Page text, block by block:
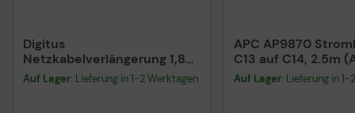
Digitus
Netzkabelverlängerung 1,8m
C13/C14 schwarz
Auf Lager: Lieferung in 1-2 Werktagen
APC AP9870
C13 auf C14, 2.5m
Auf Lager: Lieferung in